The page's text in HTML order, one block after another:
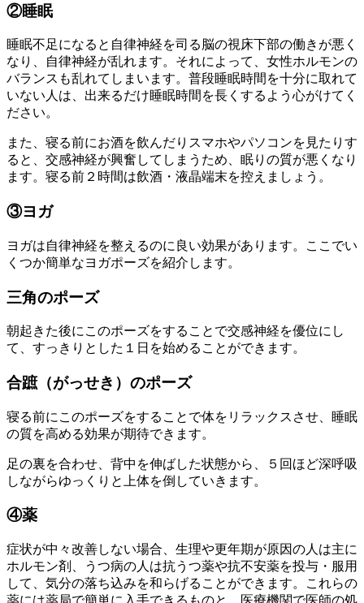
②睡眠
睡眠不足になると自律神経を司る脳の視床下部の働きが悪く
なり、自律神経が乱れます。それによって、女性ホルモンの
バランスも乱れてしまいます。普段睡眠時間を十分に取れて
いない人は、出来るだけ睡眠時間を長くするよう心がけてく
ださい。
また、寝る前にお酒を飲んだりスマホやパソコンを見たりす
ると、交感神経が興奮してしまうため、眠りの質が悪くなり
ます。寝る前２時間は飲酒・液晶端末を控えましょう。
③ヨガ
ヨガは自律神経を整えるのに良い効果があります。ここでい
くつか簡単なヨガポーズを紹介します。
三角のポーズ
朝起きた後にこのポーズをすることで交感神経を優位にし
て、すっきりとした１日を始めることができます。
合蹠（がっせき）のポーズ
寝る前にこのポーズをすることで体をリラックスさせ、睡眠
の質を高める効果が期待できます。
足の裏を合わせ、背中を伸ばした状態から、５回ほど深呼吸
しながらゆっくりと上体を倒していきます。
④薬
症状が中々改善しない場合、生理や更年期が原因の人は主に
ホルモン剤、うつ病の人は抗うつ薬や抗不安薬を投与・服用
して、気分の落ち込みを和らげることができます。これらの